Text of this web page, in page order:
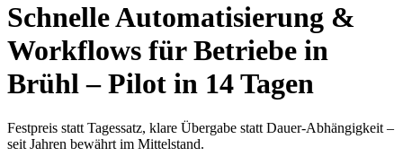
Schnelle Automatisierung &
Workflows für Betriebe in
Brühl – Pilot in 14 Tagen
Festpreis statt Tagessatz, klare Übergabe statt Dauer-Abhängigkeit –
seit Jahren bewährt im Mittelstand.